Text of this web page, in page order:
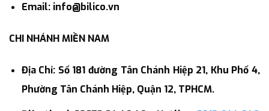
Email: info@bilico.vn
CHI NHÁNH MIỀN NAM
Địa Chỉ: Số 181 đường Tân Chánh Hiệp 21, Khu Phố 4,
Phường Tân Chánh Hiệp, Quận 12, TPHCM.